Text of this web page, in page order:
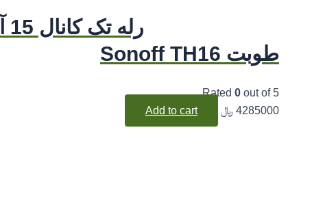
طوبت Sonoff TH16
Rated 0 out of 5
4285000 ﷼ Add to cart